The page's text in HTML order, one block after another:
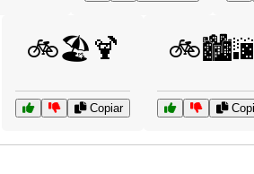
🚲🏖️🍹
Copiar